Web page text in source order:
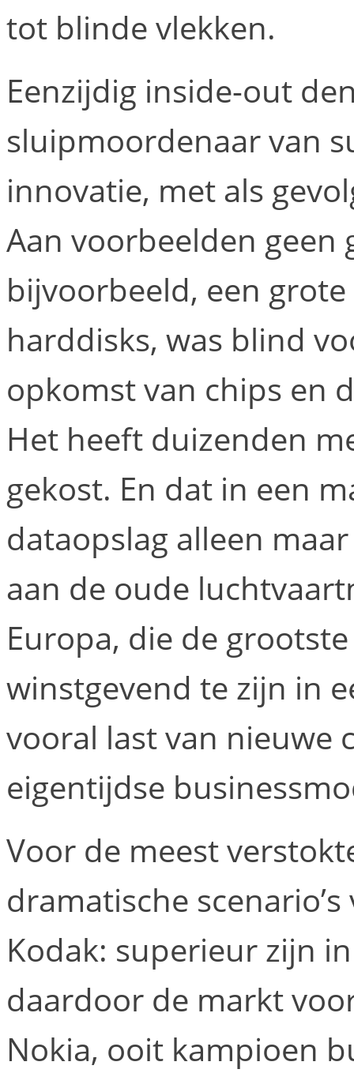
tot blinde vlekken.
Eenzijdig inside-out
sluipmoordenaar van
innovatie, met als
Aan voorbeelden geen
bijvoorbeeld, een
harddisks, was blind
opkomst van chips en
Het heeft duizenden
gekost. En dat in een
dataopslag alleen
aan de oude
Europa, die de
winstgevend te zijn in
vooral last van nieuwe
eigentijdse
Voor de meest
dramatische
Kodak: superieur zijn
daardoor de markt
Nokia, ooit kampioen